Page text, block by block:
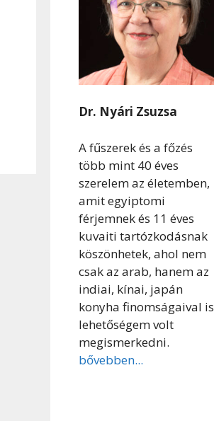
Dr. Nyári Zsuzsa
A fűszerek és a főzés
több mint 40 éves
szerelem az életemben,
amit egyiptomi
férjemnek és 11 éves
kuvaiti tartózkodásnak
köszönhetek, ahol nem
csak az arab, hanem az
indiai, kínai, japán
konyha finomságaival is
lehetőségem volt
megismerkedni.
bővebben...